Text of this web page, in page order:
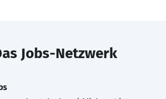
Jobs-Netzwerk